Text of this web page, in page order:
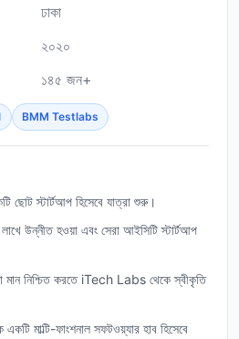
ঢাকা
২০২০
১৪৫ জন+
BMM Testlabs
ছোট স্টার্টআপ হিসেবে যাত্রা শুরু।
উন্নীত হওয়া এবং সেরা আইসিটি স্টার্টআপ
মান নিশ্চিত করতে iTech Labs থেকে স্বীকৃতি
মাল্টি-ফাংশনাল সফটওয়্যার হাব হিসেবে